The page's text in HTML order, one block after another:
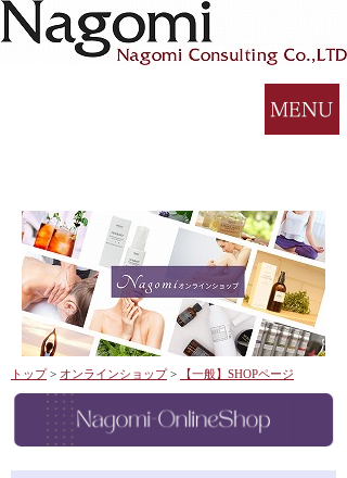
トップ > オンラインショップ > 【一般】SHOPページ